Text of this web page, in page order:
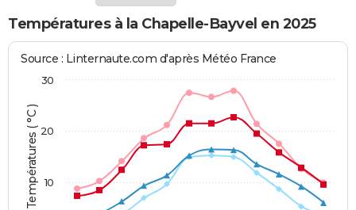
Températures à la Chapelle-Bayvel en 2025
Températures ( °C )
Source : Linternaute.com d'après Météo France
10
20
30